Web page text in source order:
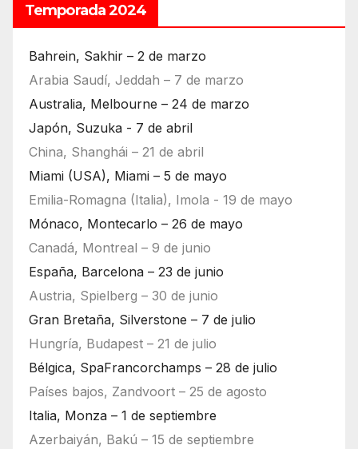
Temporada 2024
Bahrein, Sakhir – 2 de marzo
Arabia Saudí, Jeddah – 7 de marzo
Australia, Melbourne – 24 de marzo
Japón, Suzuka - 7 de abril
China, Shanghái – 21 de abril
Miami (USA), Miami – 5 de mayo
Emilia-Romagna (Italia), Imola - 19 de mayo
Mónaco, Montecarlo – 26 de mayo
Canadá, Montreal – 9 de junio
España, Barcelona – 23 de junio
Austria, Spielberg – 30 de junio
Gran Bretaña, Silverstone – 7 de julio
Hungría, Budapest – 21 de julio
Bélgica, SpaFrancorchamps – 28 de julio
Países bajos, Zandvoort – 25 de agosto
Italia, Monza – 1 de septiembre
Azerbaiyán, Bakú – 15 de septiembre